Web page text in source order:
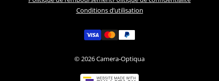
Conditions d’utilisation
© 2026Camera-Optiqua